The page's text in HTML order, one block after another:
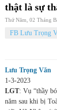
thật là sự
Thứ Năm, 02 Tháng
FB Lưu Trọng
Lưu Trọng Văn
1-3-2023
LGT: Vụ “thầy
năm sau khi bị